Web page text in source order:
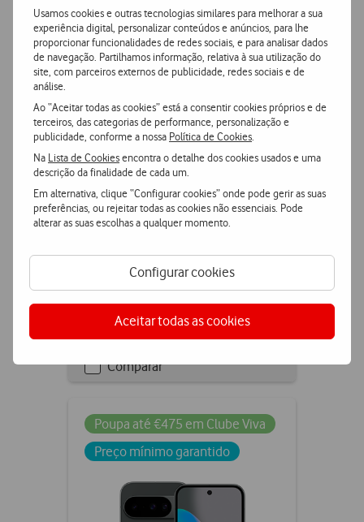
Usamos cookies e outras tecnologias similares para melhorar a sua
experiência digital, personalizar conteúdos e anúncios, para lhe
proporcionar funcionalidades de redes sociais, e para analisar dados
de navegação. Partilhamos informação, relativa à sua utilização do
site, com parceiros externos de publicidade, redes sociais e de
análise.
Ao “Aceitar todas as cookies” está a consentir cookies próprios e de
terceiros, das categorias de performance, personalização e
publicidade, conforme a nossa Política de Cookies
Na Lista de Cookiesencontra o detalhe dos cookies usados e uma
descrição da finalidade de cada um.
Em alternativa, clique “Configurar cookies” onde pode gerir as suas
preferências, ou rejeitar todas as cookies não essenciais. Pode
alterar as suas escolhas a qualquer momento.
Configurar cookies
Aceitar todas as cookies
Google Pixel 10 Pro 5G
€899,90PVPR€1219,90
128 GB 256 GB
Checkbox
Comparar
Poupa até €475 em Clube Viva
Preço mínimo garantido